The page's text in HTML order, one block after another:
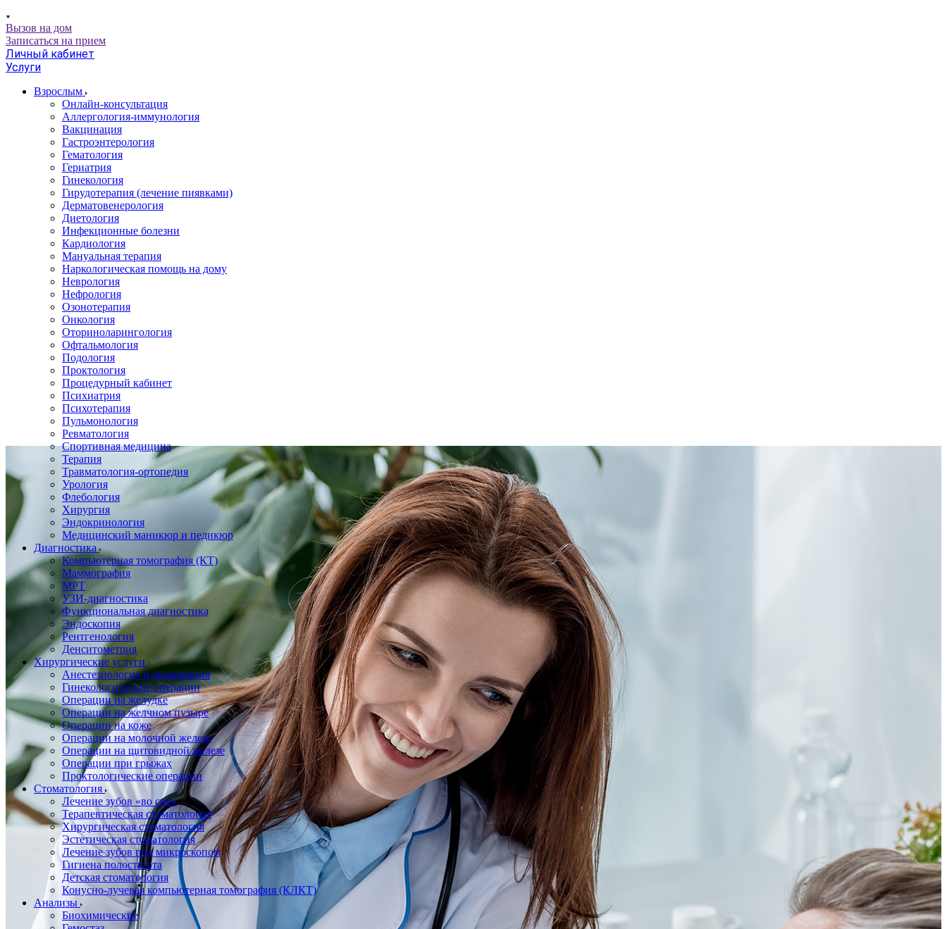
Вызов на дом
Записаться на прием
Личный кабинет
Услуги
Взрослым
Онлайн-консультация
Аллергология-иммунология
Вакцинация
Гастроэнтерология
Гематология
Гериатрия
Гинекология
Гирудотерапия (лечение пиявками)
Дерматовенерология
Диетология
Инфекционные болезни
Кардиология
Мануальная терапия
Наркологическая помощь на дому
Неврология
Нефрология
Озонотерапия
Онкология
Оториноларингология
Офтальмология
Подология
Проктология
Процедурный кабинет
Психиатрия
Психотерапия
Пульмонология
Ревматология
Спортивная медицина
Терапия
Травматология-ортопедия
Урология
Флебология
Хирургия
Эндокринология
Медицинский маникюр и педикюр
Диагностика
Компьютерная томография (КТ)
Маммография
МРТ
УЗИ-диагностика
Функциональная диагностика
Эндоскопия
Рентгенология
Денситометрия
Хирургические услуги
Анестезиология и реанимация
Гинекологические операции
Операции на желудке
Операции на желчном пузыре
Операции на коже
Операции на молочной железе
Операции на щитовидной железе
Операции при грыжах
Проктологические операции
Стоматология
Лечение зубов «во сне»
Терапевтическая стоматология
Хирургическая стоматология
Эстетическая стоматология
Лечение зубов под микроскопом
Гигиена полости рта
Детская стоматология
Конусно-лучевая компьютерная томография (КЛКТ)
Анализы
Биохимические